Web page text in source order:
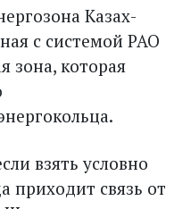
Казах­
с системой РАО
зона, которая
взять условно
приходит связь от